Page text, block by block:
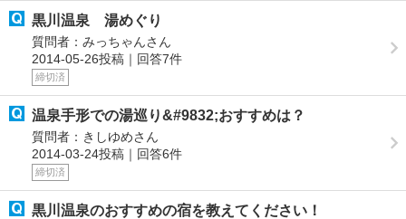
黒川温泉 湯めぐり
質問者：みっちゃんさん
2014-05-26投稿｜回答7件
締切済
温泉手形での湯巡り&#9832;おすすめは？
質問者：きしゆめさん
2014-03-24投稿｜回答6件
締切済
黒川温泉のおすすめの宿を教えてください！